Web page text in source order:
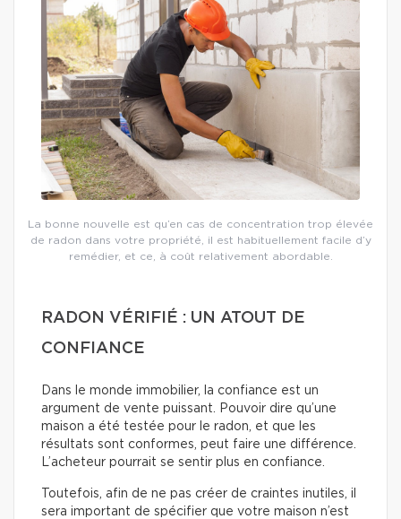
La bonne nouvelle est qu’en cas de concentration trop élevée
de radon dans votre propriété, il est habituellement facile d’y
remédier, et ce, à coût relativement abordable.
RADON VÉRIFIÉ : UN ATOUT DE
CONFIANCE
Dans le monde immobilier, la confiance est un
argument de vente puissant. Pouvoir dire qu’une
maison a été testée pour le radon, et que les
résultats sont conformes, peut faire une différence.
L’acheteur pourrait se sentir plus en confiance.
Toutefois, afin de ne pas créer de craintes inutiles, il
sera important de spécifier que votre maison n’est